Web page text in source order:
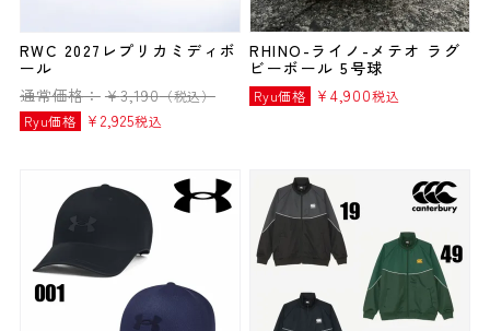
RWC 2027レプリカミディボ
ール
通常価格： ¥3,190（税込）
Ryu価格
¥ 2,925税込
RHINO-ライノ-メテオ ラグ
ビーボール 5号球
Ryu価格 ¥ 4,900税込